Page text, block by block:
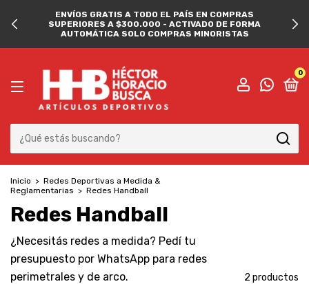
ENVÍOS GRATIS A TODO EL PAÍS EN COMPRAS
SUPERIORES A $300.000 - ACTIVADO DE FORMA
AUTOMÁTICA SOLO COMPRAS MINORISTAS
0
Inicio > Redes Deportivas a Medida &
Reglamentarias > Redes Handball
Redes Handball
¿Necesitás redes a medida? Pedí tu
presupuesto por WhatsApp para redes
perimetrales y de arco.
2 productos